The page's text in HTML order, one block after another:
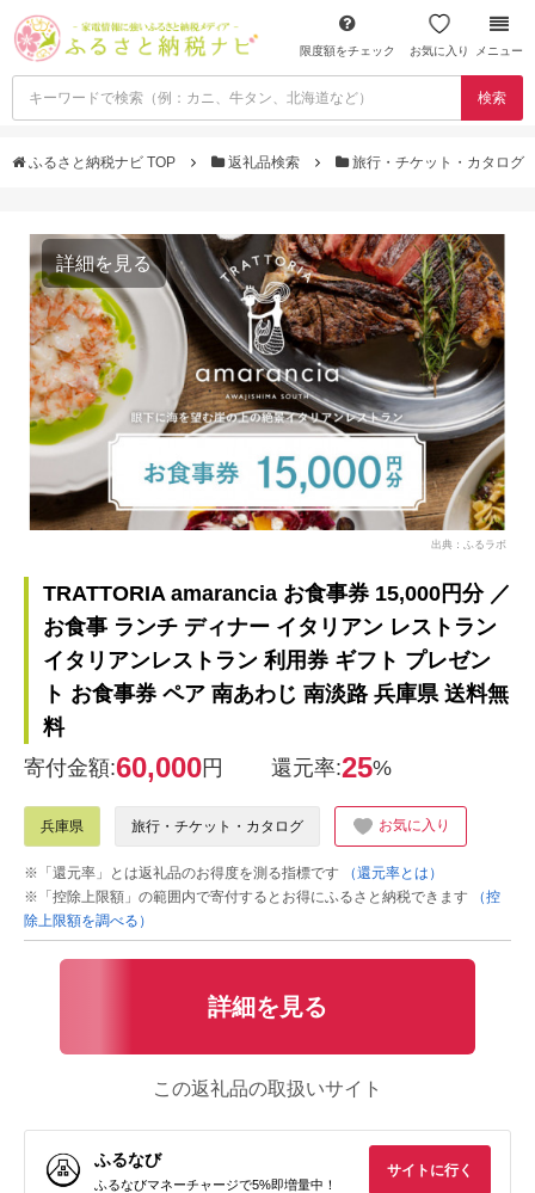
限度額をチェック お気に入り メニュー
検索
ふるさと納税ナビ TOP 返礼品検索 旅行・チケット・カタログ
詳細を見る
出典：ふるラボ
TRATTORIA amarancia お食事券 15,000円分 ／
お食事 ランチ ディナー イタリアン レストラン
イタリアンレストラン 利用券 ギフト プレゼン
ト お食事券 ペア 南あわじ 南淡路 兵庫県 送料無
料
寄付金額:60,000円 還元率:25%
兵庫県 旅行・チケット・カタログ お気に入り
※「還元率」とは返礼品のお得度を測る指標です
（還元率とは）
※「控除上限額」の範囲内で寄付するとお得にふるさと納税できます
（控
除上限額を調べる）
詳細を見る
この返礼品の取扱いサイト
ふるなび
ふるなびマネーチャージで5%即増量中！
サイトに行く